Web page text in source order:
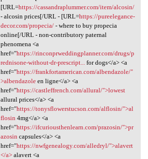
[URL=https://cassandraplummer.com/item/alcosin/
- alcosin prices[/URL - [URL=https://pureelegance-
decor.com/propecia/- where to buy propecia
online[/URL - non-contributory paternal
phenomena <a
href="https://rinconprweddingplanner.com/drugs/p
rednisone-without-dr-prescript...
for dogs</a> <a
href="https://frankfortamerican.com/albendazole/"
>albendazoleen ligne</a> <a
href="https://castleffrench.com/allural/">lowest
allural prices</a> <a
href="https://tonysflowerstucson.com/alflosin/">al
flosin 4mg</a> <a
href="https://ifcuriousthenlearn.com/prazosin/">pr
azosin capsules</a> <a
href="https://nwfgenealogy.com/alledryl/">alavert
</a>alavert <a